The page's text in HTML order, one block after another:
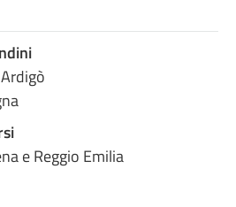
e Reggio Emilia